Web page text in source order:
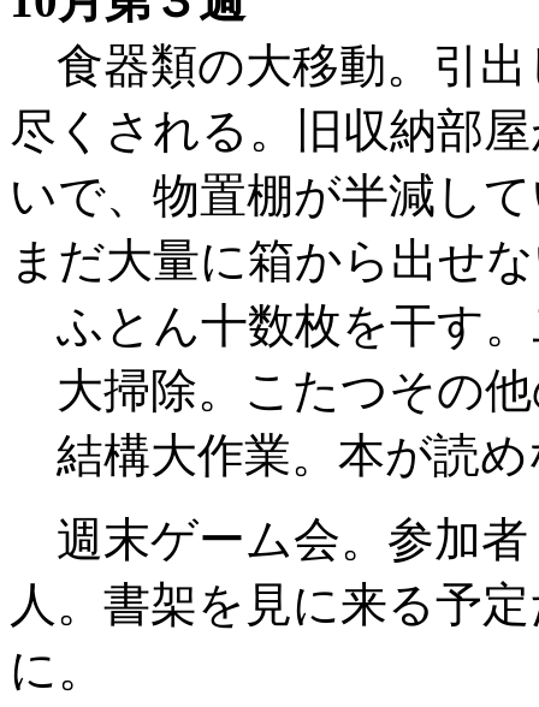
食器類の大移動。引
尽くされる。旧収納部
いで、物置棚が半減し
まだ大量に箱から出せ
ふとん十数枚を干す
大掃除。こたつその
結構大作業。本が読め
週末ゲーム会。参加者
人。書架を見に来る予
に。